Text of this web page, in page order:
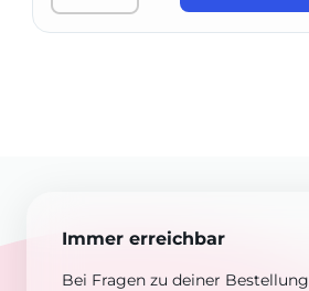
Immer erreichbar
Bei Fragen zu deiner Bestellung